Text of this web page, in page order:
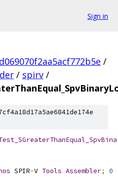
Sign in
/
/ spirv /
SPIR-V Tools Assembler;
0